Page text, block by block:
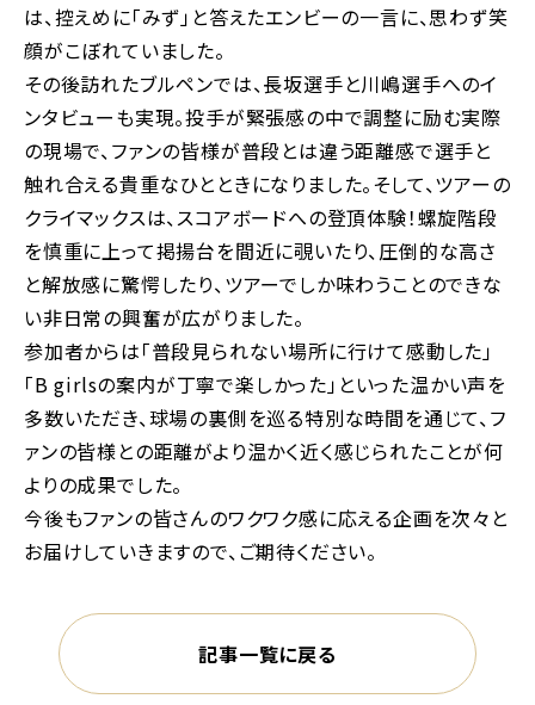
は、控えめに「みず」と答えたエンビーの一言に、思わず笑
顔がこぼれていました。
その後訪れたブルペンでは、長坂選手と川嶋選手へのイ
ンタビューも実現。投手が緊張感の中で調整に励む実際
の現場で、ファンの皆様が普段とは違う距離感で選手と
触れ合える貴重なひとときになりました。そして、ツアーの
クライマックスは、スコアボードへの登頂体験！螺旋階段
を慎重に上って掲揚台を間近に覗いたり、圧倒的な高さ
と解放感に驚愕したり、ツアーでしか味わうことのできな
い非日常の興奮が広がりました。
参加者からは「普段見られない場所に行けて感動した」
「B girlsの案内が丁寧で楽しかった」といった温かい声を
多数いただき、球場の裏側を巡る特別な時間を通じて、フ
ァンの皆様との距離がより温かく近く感じられたことが何
よりの成果でした。
今後もファンの皆さんのワクワク感に応える企画を次々と
お届けしていきますので、ご期待ください。
記事一覧に戻る